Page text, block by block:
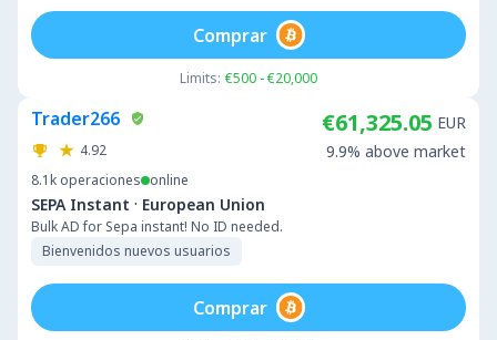
Limits: €500 - €20,000
Comprar
Trader266
4.92
8.1k operaciones online
SEPA Instant · European Union
Bulk AD for Sepa instant! No ID needed.
Bienvenidos nuevos usuarios
€61,325.05 EUR
9.9% above market
Comprar